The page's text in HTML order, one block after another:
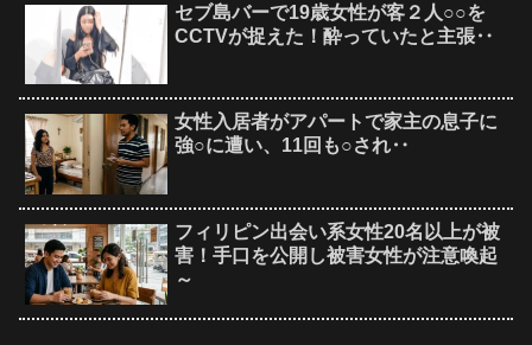
セブ島バーで19歳女性が客２人○○を
CCTVが捉えた！酔っていたと主張‥
女性入居者がアパートで家主の息子に
強○に遭い、11回も○され‥
フィリピン出会い系女性20名以上が被
害！手口を公開し被害女性が注意喚起
～